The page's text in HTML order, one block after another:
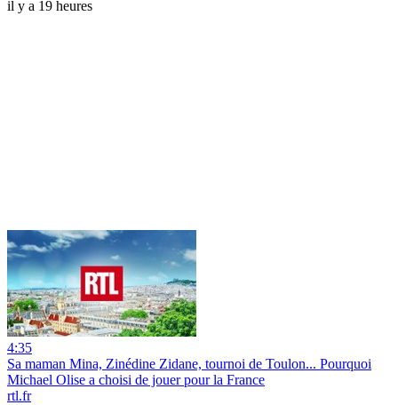
il y a 19 heures
4:35
Sa maman Mina, Zinédine Zidane, tournoi de Toulon... Pourquoi
Michael Olise a choisi de jouer pour la France
rtl.fr